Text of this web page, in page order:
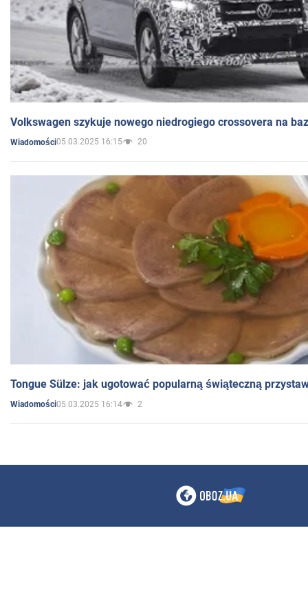
Volkswagen szykuje nowego niedrogiego crossovera na
Wiadomości05.03.2025 16:15 20
Tongue Sülze: jak ugotować popularną świąteczną
Wiadomości05.03.2025 16:14 2